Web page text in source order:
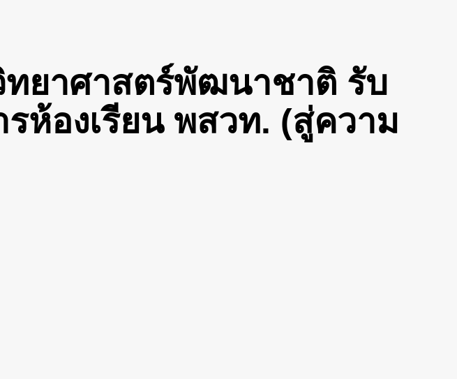
ทยาศาสตร์พัฒนาชาติ รับ
ห้องเรียน พสวท. (สู่ความ